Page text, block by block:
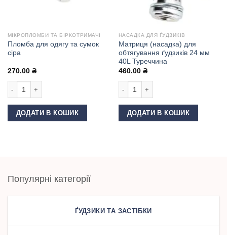
МІКРОПЛОМБИ ТА БІРКОТРИМАЧІ
Пломба для одягу та сумок
сіра
270.00 ₴
ДОДАТИ В КОШИК
НАСАДКА ДЛЯ ҐУДЗИКІВ
Матриця (насадка) для
обтягування ґудзиків 24 мм
40L Туреччина
460.00 ₴
ДОДАТИ В КОШИК
Популярні категорії
ҐУДЗИКИ ТА ЗАСТІБКИ